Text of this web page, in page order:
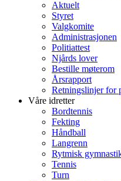
Aktuelt
Styret
Valgkomite
Administrasjonen
Politiattest
Njårds lover
Bestille møterom
Årsrapport
Retningslinjer for
Våre idretter
Bordtennis
Fekting
Håndball
Langrenn
Rytmisk
Tennis
Turn